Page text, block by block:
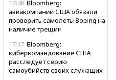
17:48 Bloomberg:
авиакомпании США обязали
проверить самолеты Boeing на
наличие трещин
17:17 Bloomberg:
киберкомандование США
расследует серию
самоубийств своих служащих